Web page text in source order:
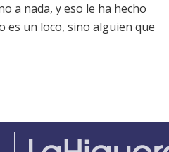
a nada, y eso le ha hecho
es un loco, sino alguien que